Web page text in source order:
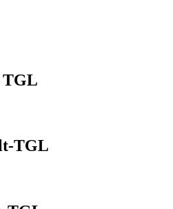
TGL
TGL